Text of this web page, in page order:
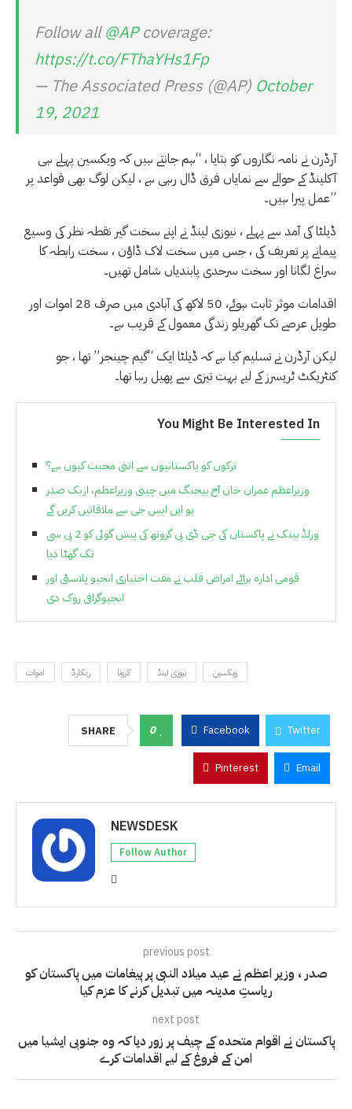
Follow all@APcoverage:
https://t.co/FThaYHs1Fp
— The Associated Press (@AP) October
19, 2021
آرڈرن نے نامہ نگاروں کو بتایا ، “ہم جانتے ہیں کہ ویکسین پہلے ہی
آکلینڈ کے حوالے سے نمایاں فرق ڈال رہی ہے ، لیکن لوگ بھی قواعد پر
عمل پیرا ہیں۔”
ڈیلٹا کی آمد سے پہلے ، نیوزی لینڈ نے اپنے سخت گیر نقطہ نظر کی وسیع
پیمانے پر تعریف کی ، جس میں سخت لاک ڈاؤن ، سخت رابطہ کا
سراغ لگانا اور سخت سرحدی پابندیاں شامل تھیں۔
اقدامات موثر ثابت ہوئے، 50 لاکھ کی آبادی میں صرف 28 اموات اور
طویل عرصے تک گھریلو زندگی معمول کے قریب ہے۔
لیکن آرڈرن نے تسلیم کیا ہے کہ ڈیلٹا ایک “گیم چینجر” تھا ، جو
کنٹریکٹ ٹریسرز کے لیے بہت تیزی سے پھیل رہا تھا۔
You Might Be Interested In
ترکوں کو پاکستانیوں سے اتنی محبت کیوں ہے؟
وزیراعظم عمران خان آج بیجنگ میں چینی وزیراعظم، ازبک صدر
یو این ایس جی سے ملاقاتیں کریں گے
ورلڈ بینک نے پاکستان کی جی ڈی پی گروتھ کی پیش گوئی کو 2 پی سی
تک گھٹا دیا
قومی ادارہ برائے امراض قلب نے مفت اختیاری انجیو پلاسٹی اور
انجیوگرافی روک دی
اموات ریکارڈ کرونا نیوزی لینڈ ویکسین
SHARE 0 Facebook Twitter
Pinterest Email
NEWSDESK
Follow Author
previous post
صدر ، وزیر اعظم نے عید میلاد النبی پر پیغامات میں پاکستان کو
ریاستِ مدینہ میں تبدیل کرنے کا عزم کیا
next post
پاکستان نے اقوام متحدہ کے چیف پر زور دیا کہ وہ جنوبی ایشیا میں
امن کے فروغ کے لیے اقدامات کرے